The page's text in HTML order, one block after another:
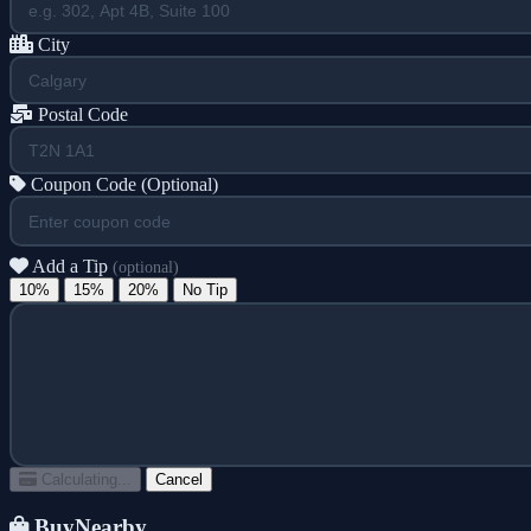
City
Postal Code
Coupon Code (Optional)
Add a Tip (optional)
10% 15% 20% No Tip
Calculating... Cancel